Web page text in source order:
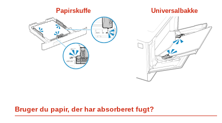
Papirskuffe Universalbakke
Bruger du papir, der har absorberet fugt?